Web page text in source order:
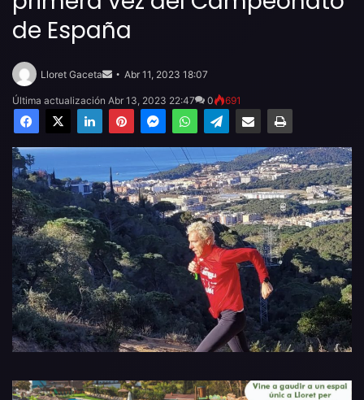
de España
Lloret Gaceta
email
Abr 11, 2023 18:07
Última actualización Abr 13, 2023 22:47 0 691
Facebook
X LinkedInPinterestMessengerWhatsAppTelegramCompartir por email Imprimir